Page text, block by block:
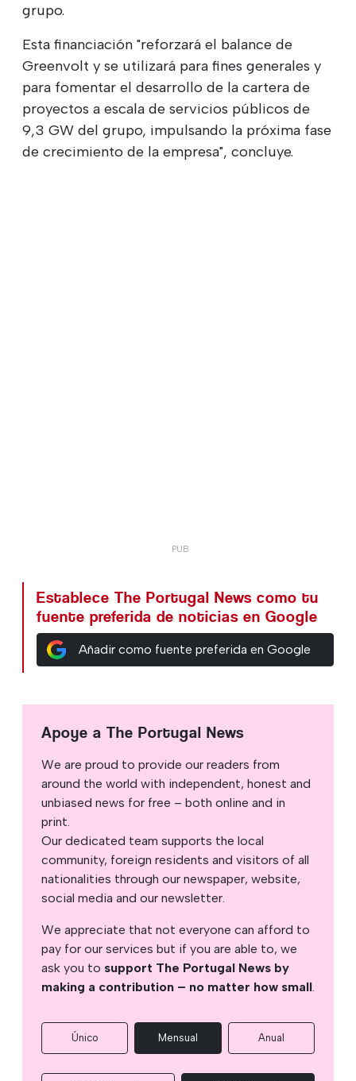
grupo.
Esta financiación "reforzará el balance de
Greenvolt y se utilizará para fines generales y
para fomentar el desarrollo de la cartera de
proyectos a escala de servicios públicos de
9,3 GW del grupo, impulsando la próxima fase
de crecimiento de la empresa", concluye.
Establece The Portugal News como tu
fuente preferida de noticias en Google
Añadir como fuente preferida en Google
Apoye a The Portugal News
We are proud to provide our readers from
around the world with independent, honest and
unbiased news for free – both online and in
print.
Our dedicated team supports the local
community, foreign residents and visitors of all
nationalities through our newspaper, website,
social media and our newsletter.
We appreciate that not everyone can afford to
pay for our services but if you are able to, we
ask you to support The Portugal News by
making a contribution – no matter how small.
Único Mensual Anual